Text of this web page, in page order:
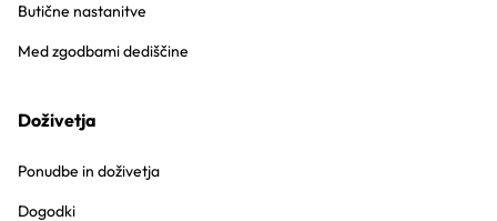
Butične nastanitve
Med zgodbami dediščine
Doživetja
Ponudbe in doživetja
Dogodki